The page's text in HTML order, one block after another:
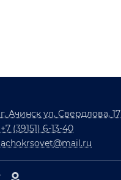
г. Ачинск ул. Свердлова, 17
+7 (39151) 6-13-40
achokrsovet@mail.ru